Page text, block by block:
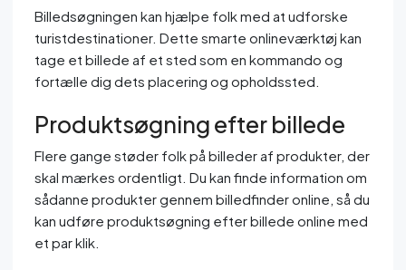
Billedsøgningen kan hjælpe folk med at udforske
turistdestinationer. Dette smarte onlineværktøj kan
tage et billede af et sted som en kommando og
fortælle dig dets placering og opholdssted.
Produktsøgning efter billede
Flere gange støder folk på billeder af produkter, der
skal mærkes ordentligt. Du kan finde information om
sådanne produkter gennem billedfinder online, så du
kan udføre produktsøgning efter billede online med
et par klik.